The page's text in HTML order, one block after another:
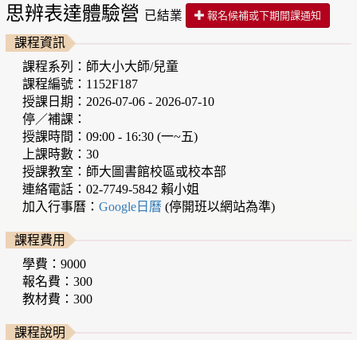
思辨表達體驗營 已結業 報名候補或下期開課通知
課程資訊
課程系列：師大小大師/兒童
課程編號：1152F187
授課日期：2026-07-06 - 2026-07-10
停／補課：
授課時間：09:00 - 16:30 (一~五)
上課時數：30
授課教室：師大圖書館校區或校本部
連絡電話：02-7749-5842 賴小姐
加入行事曆：Google日曆(停開班以網站為準)
課程費用
學費：9000
報名費：300
教材費：300
課程說明